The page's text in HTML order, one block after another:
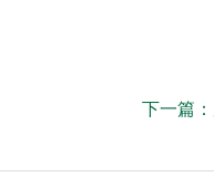
下一篇：